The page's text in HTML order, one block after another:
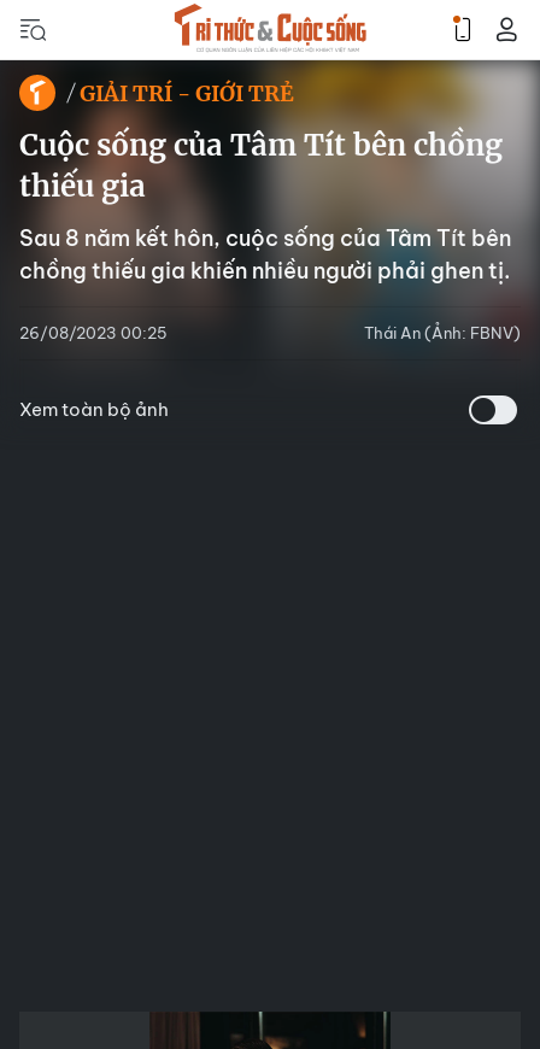
GIẢI TRÍ - GIỚI TRẺ
Cuộc sống của Tâm Tít bên chồng
thiếu gia
Sau 8 năm kết hôn, cuộc sống của Tâm Tít bên
chồng thiếu gia khiến nhiều người phải ghen tị.
26/08/2023 00:25 Thái An (Ảnh: FBNV)
Xem toàn bộ ảnh